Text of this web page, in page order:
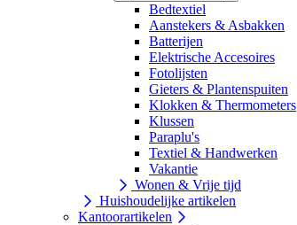
Bedtextiel
Aanstekers & Asbakken
Batterijen
Elektrische Accesoires
Fotolijsten
Gieters & Plantenspuiten
Klokken & Thermometers
Klussen
Paraplu's
Textiel & Handwerken
Vakantie
Wonen & Vrije tijd
Huishoudelijke artikelen
Kantoorartikelen